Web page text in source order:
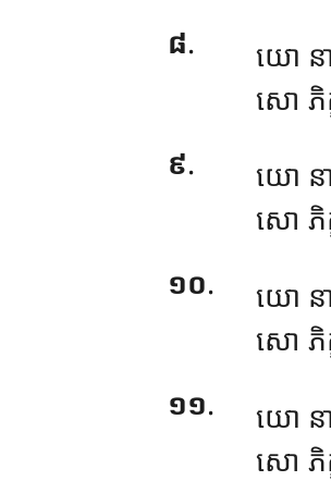
៨.
យោ ន
សោ ភិ
៩. យោ នា
សោ ភិ
១០.
យោ ន
សោ ភិ
១១. យោ
សោ ភិ